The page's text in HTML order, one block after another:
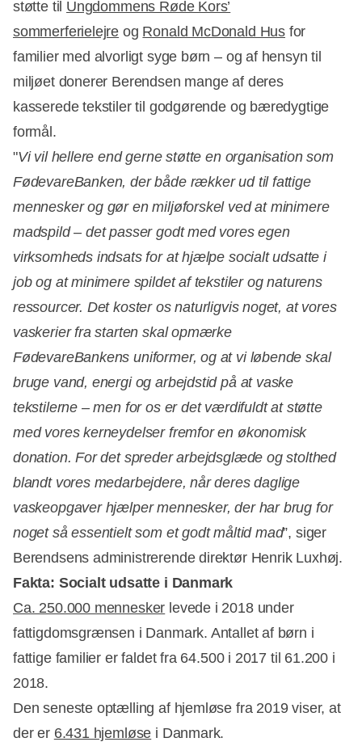
støtte til Ungdommens Røde Kors’
sommerferielejre og Ronald McDonald Hus for
familier med alvorligt syge børn – og af hensyn til
miljøet donerer Berendsen mange af deres
kasserede tekstiler til godgørende og bæredygtige
formål.
"Vi vil hellere end gerne støtte en organisation som
FødevareBanken, der både rækker ud til fattige
mennesker og gør en miljøforskel ved at minimere
madspild – det passer godt med vores egen
virksomheds indsats for at hjælpe socialt udsatte i
job og at minimere spildet af tekstiler og naturens
ressourcer. Det koster os naturligvis noget, at vores
vaskerier fra starten skal opmærke
FødevareBankens uniformer, og at vi løbende skal
bruge vand, energi og arbejdstid på at vaske
tekstilerne – men for os er det værdifuldt at støtte
med vores kerneydelser fremfor en økonomisk
donation. For det spreder arbejdsglæde og stolthed
blandt vores medarbejdere, når deres daglige
vaskeopgaver hjælper mennesker, der har brug for
noget så essentielt som et godt måltid mad”, siger
Berendsens administrerende direktør Henrik Luxhøj.
Fakta: Socialt udsatte i Danmark
Ca. 250.000 mennesker levede i 2018 under
fattigdomsgrænsen i Danmark. Antallet af børn i
fattige familier er faldet fra 64.500 i 2017 til 61.200 i
2018.
Den seneste optælling af hjemløse fra 2019 viser, at
der er 6.431 hjemløse i Danmark.